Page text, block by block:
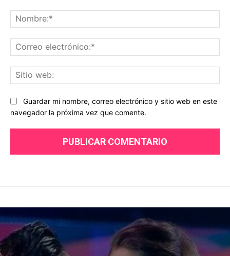
Guardar mi nombre, correo electrónico y sitio web en este
navegador la próxima vez que comente.